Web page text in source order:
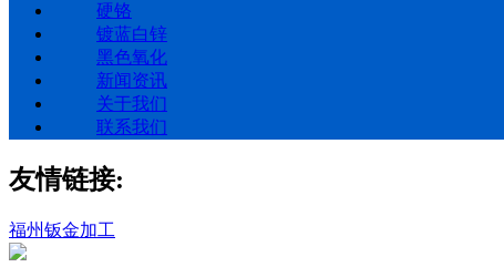
硬铬
镀蓝白锌
黑色氧化
新闻资讯
关于我们
联系我们
友情链接:
福州钣金加工